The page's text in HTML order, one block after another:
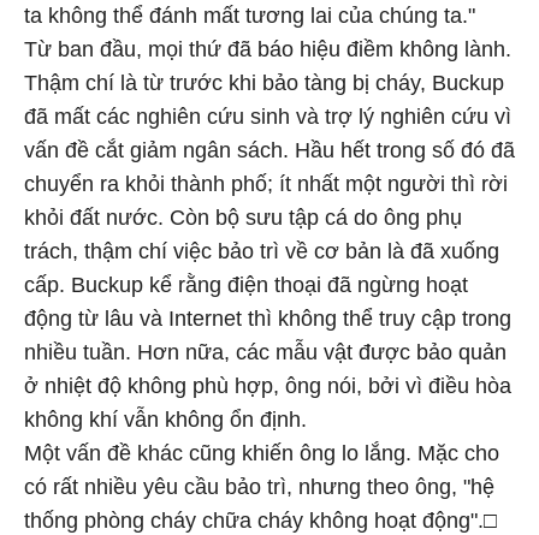
ta không thể đánh mất tương lai của chúng ta."
Từ ban đầu, mọi thứ đã báo hiệu điềm không lành.
Thậm chí là từ trước khi bảo tàng bị cháy, Buckup
đã mất các nghiên cứu sinh và trợ lý nghiên cứu vì
vấn đề cắt giảm ngân sách. Hầu hết trong số đó đã
chuyển ra khỏi thành phố; ít nhất một người thì rời
khỏi đất nước. Còn bộ sưu tập cá do ông phụ
trách, thậm chí việc bảo trì về cơ bản là đã xuống
cấp. Buckup kể rằng điện thoại đã ngừng hoạt
động từ lâu và Internet thì không thể truy cập trong
nhiều tuần. Hơn nữa, các mẫu vật được bảo quản
ở nhiệt độ không phù hợp, ông nói, bởi vì điều hòa
không khí vẫn không ổn định.
Một vấn đề khác cũng khiến ông lo lắng. Mặc cho
có rất nhiều yêu cầu bảo trì, nhưng theo ông, "hệ
thống phòng cháy chữa cháy không hoạt động".□